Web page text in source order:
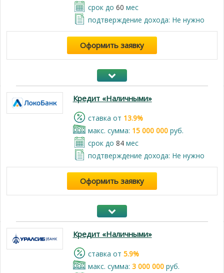
срок до 60 мес
подтверждение дохода: Не нужно
Оформить заявку
Кредит «Наличными»
cтавка от 13.9%
макс. сумма: 15 000 000руб.
срок до 84мес
подтверждение дохода: Не нужно
Оформить заявку
Кредит «Наличными»
cтавка от 5.9%
макс. сумма: 3 000 000руб.